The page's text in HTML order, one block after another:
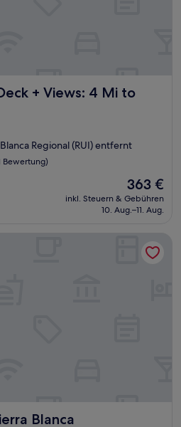
+ Views: 4 Mi to
Views: 4 Mi to Winter Park
Regional (RUI) entfernt
Bewertung)
Der
Preis
beträgt
363 €
inkl. Steuern & Gebühren
10. Aug.–11. Aug.
Blanca